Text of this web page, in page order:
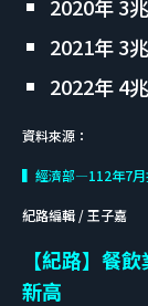
2020年 3
2021年 3
2022年 4
資料來源：
▍經濟部—112年7月
紀路編輯 / 王子嘉
【紀路】餐
新高